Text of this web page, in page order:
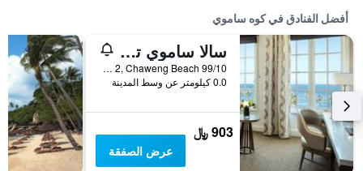
أفضل الفنادق في كوه ساموي
سالا ساموي تشاوينج بيتش ريزورت
99/10 Moo 2, Chaweng Beach, كوه ساموي, تايلاند
0.0 كيلومتر عن وسط المدينة
903 ﷼
عرض الصفقة